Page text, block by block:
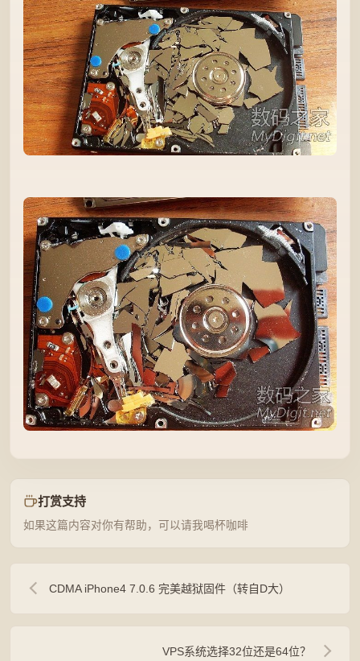
打赏支持
如果这篇内容对你有帮助，可以请我喝杯咖啡
CDMA iPhone4 7.0.6 完美越狱固件（转自D大）
VPS系统选择32位还是64位？